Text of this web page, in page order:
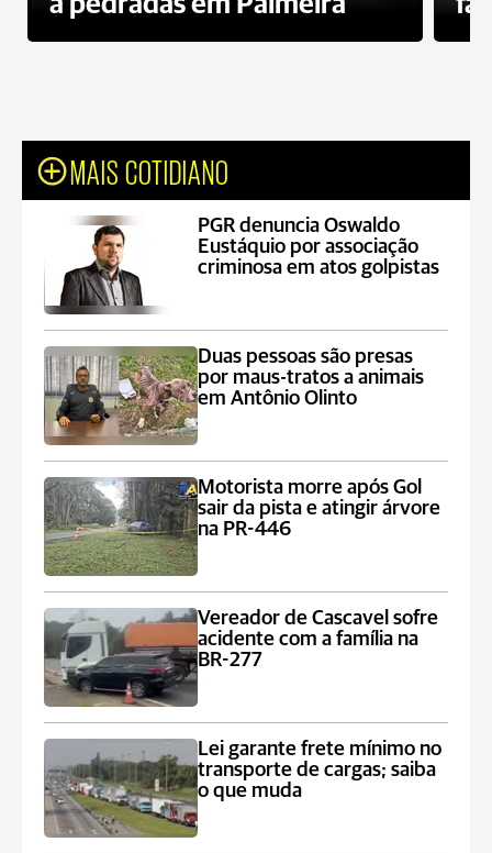
MAIS COTIDIANO
PGR denuncia Oswaldo
Eustáquio por associação
criminosa em atos golpistas
Duas pessoas são presas
por maus-tratos a animais
em Antônio Olinto
Motorista morre após Gol
sair da pista e atingir árvore
na PR-446
Vereador de Cascavel sofre
acidente com a família na
BR-277
Lei garante frete mínimo no
transporte de cargas; saiba
o que muda